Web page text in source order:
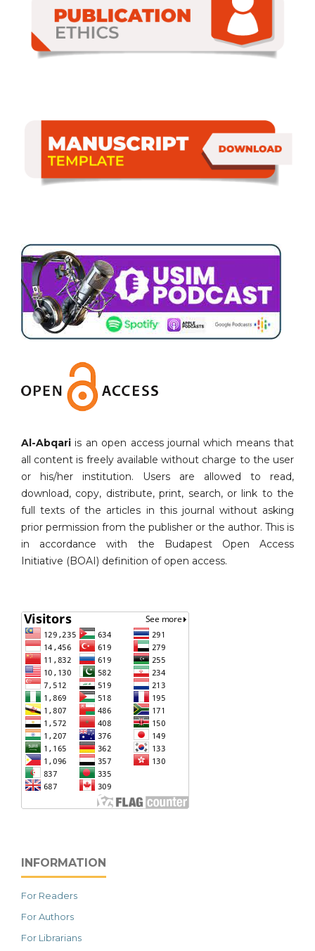
Al-Abqari is an open access journal which means that
all content is freely available without charge to the user
or his/her institution. Users are allowed to read,
download, copy, distribute, print, search, or link to the
full texts of the articles in this journal without asking
prior permission from the publisher or the author. This is
in accordance with the Budapest Open Access
Initiative (BOAI) definition of open access.
INFORMATION
For Readers
For Authors
For Librarians